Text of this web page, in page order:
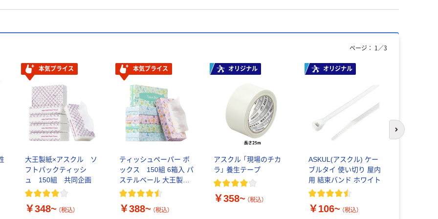
本気プライス
大王製紙×アスクル ソ
フトパックティッシ
ュ 150組 共同企画
￥348~ （税込）
本気プライス
ティッシュペーパー ボ
ックス 150組 6箱入 パ
ステルベール 大王製紙
＋アスクル共同企画
￥388~ （税込）
オリジナル
アスクル 「現場のチカ
ラ」 養生テープ
￥358~ （税込）
オリジナル
ASKUL(アスクル) ケー
ブルタイ 使い切り 屋内
用 結束バンド ホワイト
￥106~ （税込）
ページ： 1 ／3
次のスライド